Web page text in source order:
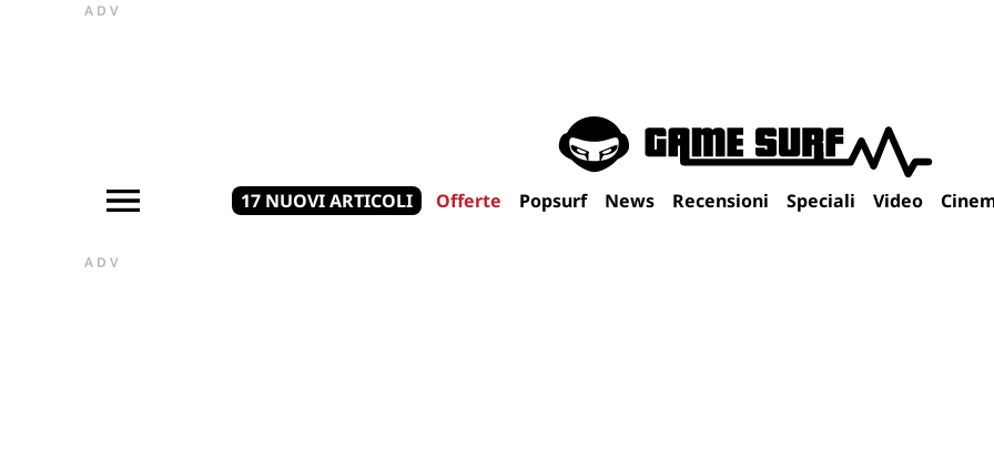
ADV
17 NUOVI ARTICOLI Offerte Popsurf News Recensioni Speciali Video
ADV